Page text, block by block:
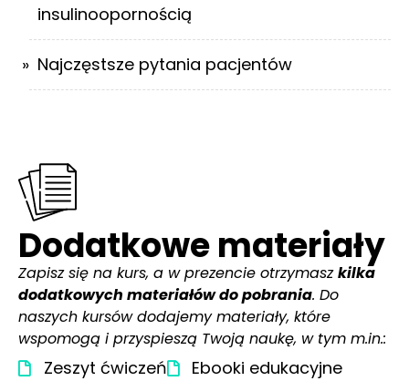
insulinoopornością
Najczęstsze pytania pacjentów
Dodatkowe materiały
Zapisz się na kurs, a w prezencie otrzymaszkilka
dodatkowych materiałów do pobrania. Do
naszych kursów dodajemy materiały, które
wspomogą i przyspieszą Twoją naukę, w tym m.in.:
Zeszyt ćwiczeń
Ebooki edukacyjne